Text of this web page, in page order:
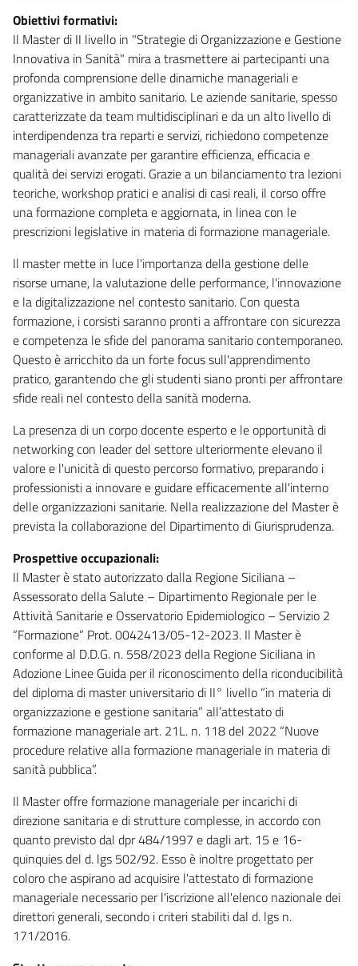
Obiettivi formativi:
Il Master di II livello in "Strategie di Organizzazione e Gestione
Innovativa in Sanità" mira a trasmettere ai partecipanti una
profonda comprensione delle dinamiche manageriali e
organizzative in ambito sanitario. Le aziende sanitarie, spesso
caratterizzate da team multidisciplinari e da un alto livello di
interdipendenza tra reparti e servizi, richiedono competenze
manageriali avanzate per garantire efficienza, efficacia e
qualità dei servizi erogati. Grazie a un bilanciamento tra lezioni
teoriche, workshop pratici e analisi di casi reali, il corso offre
una formazione completa e aggiornata, in linea con le
prescrizioni legislative in materia di formazione manageriale.
Il master mette in luce l'importanza della gestione delle
risorse umane, la valutazione delle performance, l'innovazione
e la digitalizzazione nel contesto sanitario. Con questa
formazione, i corsisti saranno pronti a affrontare con sicurezza
e competenza le sfide del panorama sanitario contemporaneo.
Questo è arricchito da un forte focus sull'apprendimento
pratico, garantendo che gli studenti siano pronti per affrontare
sfide reali nel contesto della sanità moderna.
La presenza di un corpo docente esperto e le opportunità di
networking con leader del settore ulteriormente elevano il
valore e l'unicità di questo percorso formativo, preparando i
professionisti a innovare e guidare efficacemente all'interno
delle organizzazioni sanitarie. Nella realizzazione del Master è
prevista la collaborazione del Dipartimento di Giurisprudenza.
Prospettive occupazionali:
Il Master è stato autorizzato dalla Regione Siciliana –
Assessorato della Salute – Dipartimento Regionale per le
Attività Sanitarie e Osservatorio Epidemiologico – Servizio 2
“Formazione” Prot. 0042413/05-12-2023. Il Master è
conforme al D.D.G. n. 558/2023 della Regione Siciliana in
Adozione Linee Guida per il riconoscimento della riconducibilità
del diploma di master universitario di II° livello “in materia di
organizzazione e gestione sanitaria” all’attestato di
formazione manageriale art. 21L. n. 118 del 2022 “Nuove
procedure relative alla formazione manageriale in materia di
sanità pubblica”.
Il Master offre formazione manageriale per incarichi di
direzione sanitaria e di strutture complesse, in accordo con
quanto previsto dal dpr 484/1997 e dagli art. 15 e 16-
quinquies del d. lgs 502/92. Esso è inoltre progettato per
coloro che aspirano ad acquisire l'attestato di formazione
manageriale necessario per l'iscrizione all'elenco nazionale dei
direttori generali, secondo i criteri stabiliti dal d. lgs n.
171/2016.